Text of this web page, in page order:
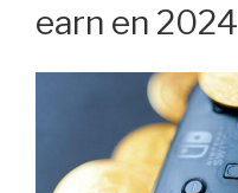
earn en 2024